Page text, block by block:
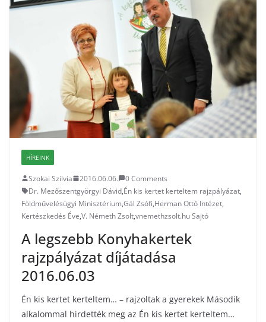
HÍREINK
Szokai Szilvia 2016.06.06.
0 Comments
Dr. Mezőszentgyörgyi Dávid,Én kis kertet kerteltem rajzpályázat,
Földművelésügyi Minisztérium,Gál Zsófi,Herman Ottó Intézet,
Kertészkedés Éve,V. Németh Zsolt,vnemethzsolt.hu Sajtó
A legszebb Konyhakertek
rajzpályázat díjátadása
2016.06.03
Én kis kertet kerteltem… – rajzoltak a gyerekek Második
alkalommal hirdették meg az Én kis kertet kerteltem…